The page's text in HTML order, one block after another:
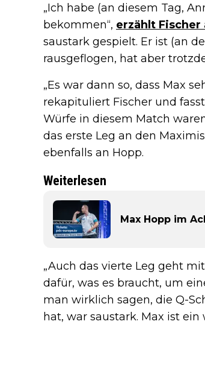
„Ich habe (an diesem Tag,
bekommen“, erzählt Fischer
saustark gespielt. Er ist (an
rausgeflogen, hat aber
„Es war dann so, dass Max
rekapituliert Fischer und
Würfe in diesem Match
das erste Leg an den
ebenfalls an Hopp.
Weiterlesen
Max Hopp im
„Auch das vierte Leg geht
dafür, was es braucht, um
man wirklich sagen, die Q-
hat, war saustark. Max ist ein